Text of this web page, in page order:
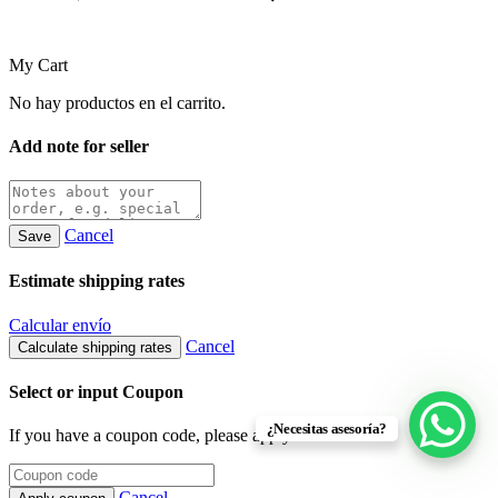
My Cart
No hay productos en el carrito.
¿Necesitas asesoría?
Add note for seller
Save Cancel
Estimate shipping rates
Calcular envío
Calculate shipping rates Cancel
Select or input Coupon
If you have a coupon code, please apply it below.